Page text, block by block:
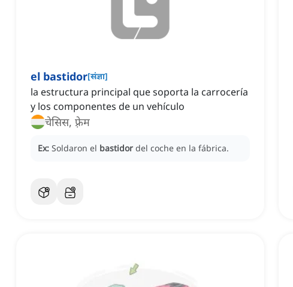
el bastidor[संज्ञा]
la estructura principal que soporta la carrocería
y los componentes de un vehículo
चेसिस, फ़्रेम
Ex: Soldaron el bastidor del coche en la fábrica.